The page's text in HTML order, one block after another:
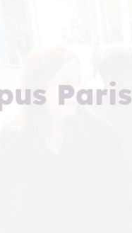
Paris